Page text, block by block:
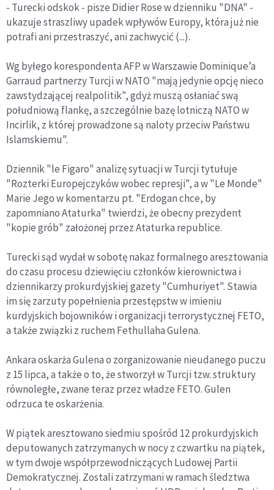
- Turecki odskok - pisze Didier Rose w dzienniku "DNA" -
ukazuje straszliwy upadek wpływów Europy, która już nie
potrafi ani przestraszyć, ani zachwycić (...).
Wg byłego korespondenta AFP w Warszawie Dominique’a
Garraud partnerzy Turcji w NATO "mają jedynie opcję nieco
zawstydzającej realpolitik", gdyż muszą osłaniać swą
południową flankę, a szczególnie bazę lotniczą NATO w
Incirlik, z której prowadzone są naloty przeciw Państwu
Islamskiemu".
Dziennik "le Figaro" analizę sytuacji w Turcji tytułuje
"Rozterki Europejczyków wobec represji", a w "Le Monde"
Marie Jego w komentarzu pt. "Erdogan chce, by
zapomniano Ataturka" twierdzi, że obecny prezydent
"kopie grób" założonej przez Ataturka republice.
Turecki sąd wydał w sobotę nakaz formalnego aresztowania
do czasu procesu dziewięciu członków kierownictwa i
dziennikarzy prokurdyjskiej gazety "Cumhuriyet". Stawia
im się zarzuty popełnienia przestępstw w imieniu
kurdyjskich bojowników i organizacji terrorystycznej FETO,
a także związki z ruchem Fethullaha Gulena.
Ankara oskarża Gulena o zorganizowanie nieudanego puczu
z 15 lipca, a także o to, że stworzył w Turcji tzw. struktury
równoległe, zwane teraz przez władze FETO. Gulen
odrzuca te oskarżenia.
W piątek aresztowano siedmiu spośród 12 prokurdyjskich
deputowanych zatrzymanych w nocy z czwartku na piątek,
w tym dwoje współprzewodniczących Ludowej Partii
Demokratycznej. Zostali zatrzymani w ramach śledztwa